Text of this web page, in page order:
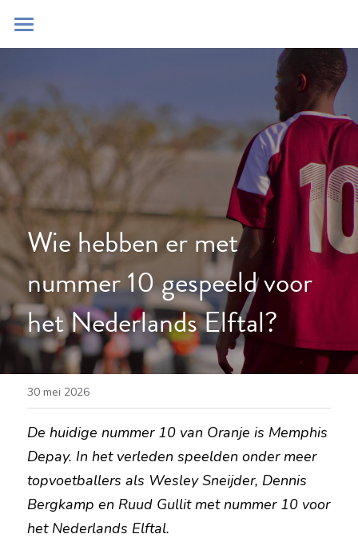
Home
Blog
Contact
Zoeken
POWERED BY
Wie hebben er met
nummer 10 gespeeld voor
het Nederlands Elftal?
30 mei 2026
De huidige nummer 10 van Oranje is Memphis
Depay. In het verleden speelden onder meer
topvoetballers als Wesley Sneijder, Dennis
Bergkamp en Ruud Gullit met nummer 10 voor
het Nederlands Elftal.